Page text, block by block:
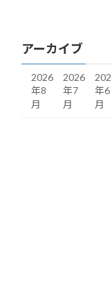
アーカイブ
2026
年8
月
2026
年7
月
年6
月